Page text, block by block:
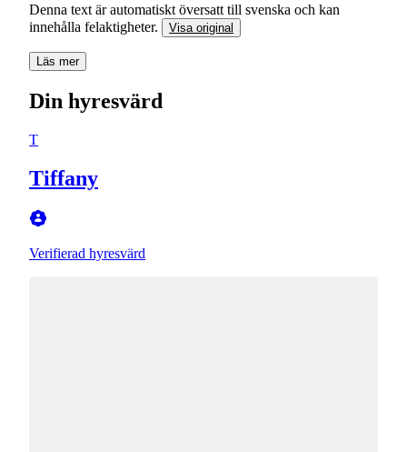
Denna text är automatiskt översatt till svenska och kan
innehålla felaktigheter.
Visa original
Läs mer
Din hyresvärd
T
Tiffany
Verifierad hyresvärd